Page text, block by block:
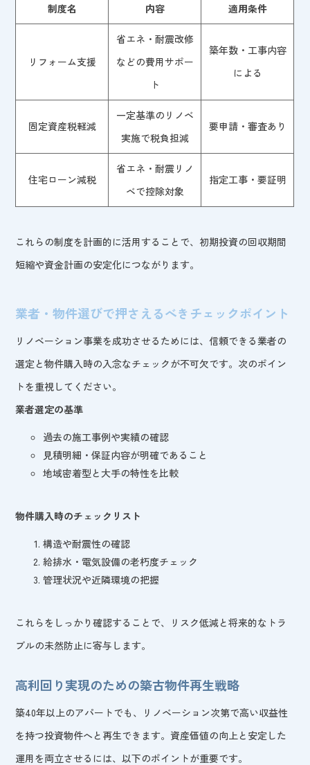
制度名 内容 適用条件
リフォーム支援
省エネ・耐震改修
などの費用サポー
ト
築年数・工事内容
による
固定資産税軽減
一定基準のリノベ
実施で税負担減
要申請・審査あり
住宅ローン減税
省エネ・耐震リノ
ベで控除対象
指定工事・要証明
これらの制度を計画的に活用することで、初期投資の回収期間
短縮や資金計画の安定化につながります。
業者・物件選びで押さえるべきチェックポイント
リノベーション事業を成功させるためには、信頼できる業者の
選定と物件購入時の入念なチェックが不可欠です。次のポイン
トを重視してください。
業者選定の基準
過去の施工事例や実績の確認
見積明細・保証内容が明確であること
地域密着型と大手の特性を比較
物件購入時のチェックリスト
構造や耐震性の確認
給排水・電気設備の老朽度チェック
管理状況や近隣環境の把握
これらをしっかり確認することで、リスク低減と将来的なトラ
ブルの未然防止に寄与します。
高利回り実現のための築古物件再生戦略
築40年以上のアパートでも、リノベーション次第で高い収益性
を持つ投資物件へと再生できます。資産価値の向上と安定した
運用を両立させるには、以下のポイントが重要です。